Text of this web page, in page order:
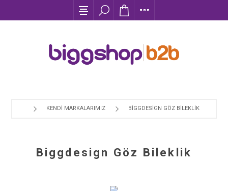
KENDI MARKALARIMIZ BIGGDESIGN GÖZ BILEKLIK
Biggdesign Göz Bileklik